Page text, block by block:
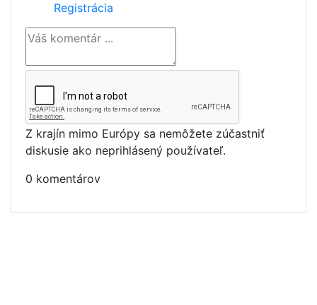
Registrácia
Z krajín mimo Európy sa nemôžete zúčastniť
diskusie ako neprihlásený používateľ.
0 komentárov